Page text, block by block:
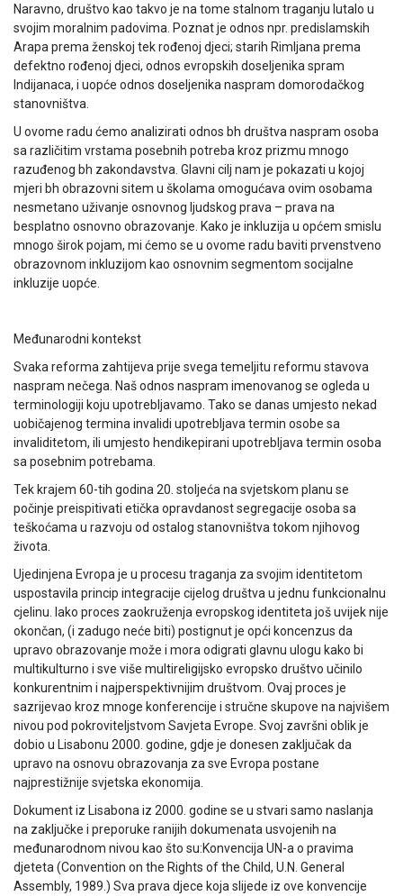
Naravno, društvo kao takvo je na tome stalnom traganju lutalo u
svojim moralnim padovima. Poznat je odnos npr. predislamskih
Arapa prema ženskoj tek rođenoj djeci; starih Rimljana prema
defektno rođenoj djeci, odnos evropskih doseljenika spram
Indijanaca, i uopće odnos doseljenika naspram domorodačkog
stanovništva.
U ovome radu ćemo analizirati odnos bh društva naspram osoba
sa različitim vrstama posebnih potreba kroz prizmu mnogo
razuđenog bh zakondavstva. Glavni cilj nam je pokazati u kojoj
mjeri bh obrazovni sitem u školama omogućava ovim osobama
nesmetano uživanje osnovnog ljudskog prava – prava na
besplatno osnovno obrazovanje. Kako je inkluzija u općem smislu
mnogo širok pojam, mi ćemo se u ovome radu baviti prvenstveno
obrazovnom inkluzijom kao osnovnim segmentom socijalne
inkluzije uopće.
Međunarodni kontekst
Svaka reforma zahtijeva prije svega temeljitu reformu stavova
naspram nečega. Naš odnos naspram imenovanog se ogleda u
terminologiji koju upotrebljavamo. Tako se danas umjesto nekad
uobičajenog termina invalidi upotrebljava termin osobe sa
invaliditetom, ili umjesto hendikepirani upotrebljava termin osoba
sa posebnim potrebama.
Tek krajem 60-tih godina 20. stoljeća na svjetskom planu se
počinje preispitivati etička opravdanost segregacije osoba sa
teškoćama u razvoju od ostalog stanovništva tokom njihovog
života.
Ujedinjena Evropa je u procesu traganja za svojim identitetom
uspostavila princip integracije cijelog društva u jednu funkcionalnu
cjelinu. Iako proces zaokruženja evropskog identiteta još uvijek nije
okončan, (i zadugo neće biti) postignut je opći koncenzus da
upravo obrazovanje može i mora odigrati glavnu ulogu kako bi
multikulturno i sve više multireligijsko evropsko društvo učinilo
konkurentnim i najperspektivnijim društvom. Ovaj proces je
sazrijevao kroz mnoge konferencije i stručne skupove na najvišem
nivou pod pokroviteljstvom Savjeta Evrope. Svoj završni oblik je
dobio u Lisabonu 2000. godine, gdje je donesen zaključak da
upravo na osnovu obrazovanja za sve Evropa postane
najprestižnije svjetska ekonomija.
Dokument iz Lisabona iz 2000. godine se u stvari samo naslanja
na zaključke i preporuke ranijih dokumenata usvojenih na
međunarodnom nivou kao što su:Konvencija UN-a o pravima
djeteta (Convention on the Rights of the Child, U.N. General
Assembly, 1989.) Sva prava djece koja slijede iz ove konvencije